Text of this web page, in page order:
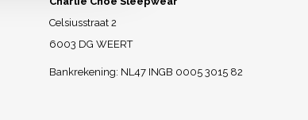
Celsiusstraat 2
6003 DG WEERT
Bankrekening: NL47 INGB 0005 3015 82